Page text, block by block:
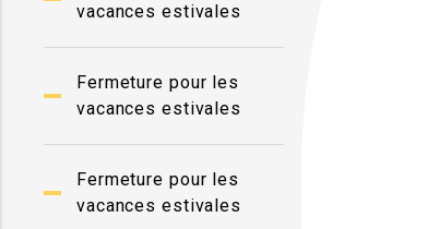
vacances estivales
Fermeture pour les
vacances estivales
Fermeture pour les
vacances estivales